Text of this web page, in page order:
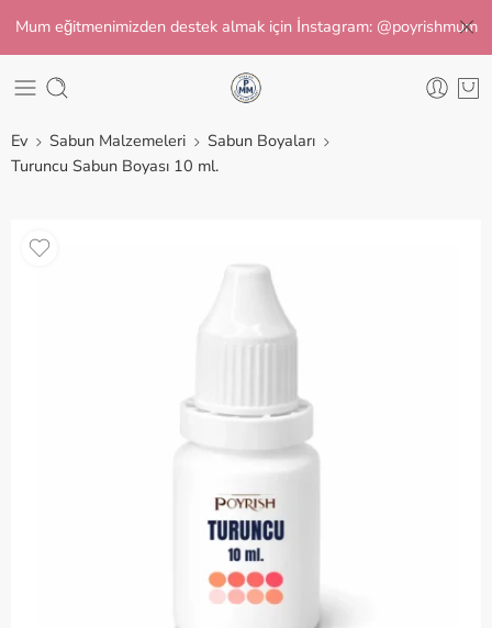
Mum eğitmenimizden destek almak için İnstagram: @poyrishmum
Ev Sabun Malzemeleri
Sabun Boyaları
Turuncu Sabun Boyası 10 ml.